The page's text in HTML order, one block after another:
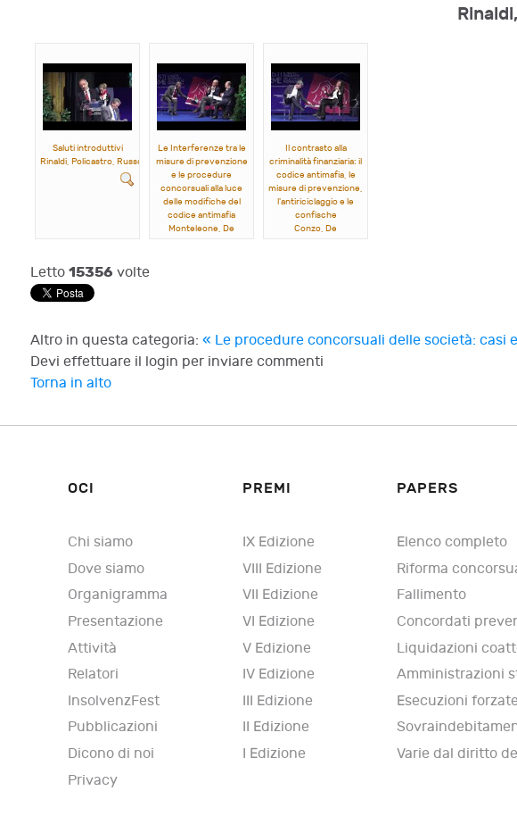
Saluti introduttivi
Rinaldi, Policastro, Russo, Mazzeo
Le Interferenze tra le
misure di prevenzione
e le procedure
concorsuali alla luce
delle modifiche del
codice antimafia
Monteleone, De
Il contrasto alla
criminalità finanziaria: il
codice antimafia, le
misure di prevenzione,
l'antiriciclaggio e le
confische
Conzo, De
Letto 15356 volte
Altro in questa categoria: « Le procedure concorsuali delle società: casi
Devi effettuare il login per inviare commenti
Torna in alto
OCI
Chi siamo
Dove siamo
Organigramma
Presentazione
Attività
Relatori
InsolvenzFest
Pubblicazioni
Dicono di noi
Privacy
PREMI
IX Edizione
VIII Edizione
VII Edizione
VI Edizione
V Edizione
IV Edizione
III Edizione
II Edizione
I Edizione
PAPERS
Elenco completo
Riforma
Fallimento
Concordati
Liquidazioni
Amministrazioni
Esecuzioni forzate
Varie dal diritto